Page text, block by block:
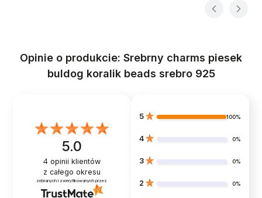
Opinie o produkcie: Srebrny charms piesek
buldog koralik beads srebro 925
5.0
4opinii klientów
z całego okresu
zebranych i zweryfikowanych przez
5 100%
4 0%
3 0%
2 0%